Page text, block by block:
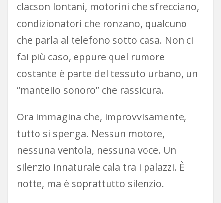
clacson lontani, motorini che sfrecciano,
condizionatori che ronzano, qualcuno
che parla al telefono sotto casa. Non ci
fai più caso, eppure quel rumore
costante è parte del tessuto urbano, un
“mantello sonoro” che rassicura.
Ora immagina che, improvvisamente,
tutto si spenga. Nessun motore,
nessuna ventola, nessuna voce. Un
silenzio innaturale cala tra i palazzi. È
notte, ma è soprattutto silenzio.